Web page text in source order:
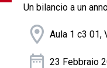
Un bilancio a un
Aula 1 c3 01,
23 Febbraio